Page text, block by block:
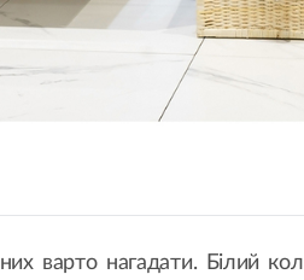
варто нагадати. Білий